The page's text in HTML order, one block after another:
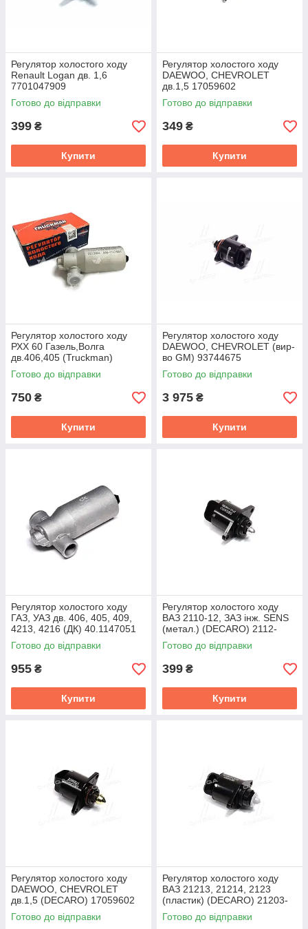
Регулятор холостого ходу
Renault Logan дв. 1,6
7701047909
Готово до відправки
399 ₴
Купити
Регулятор холостого ходу
DAEWOO, CHEVROLET
дв.1,5 17059602
Готово до відправки
349 ₴
Купити
Регулятор холостого ходу
РХХ 60 Газель,Волга
дв.406,405 (Truckman)
406.1147051-02
Готово до відправки
750 ₴
Купити
Регулятор холостого ходу
DAEWOO, CHEVROLET (вир-
во GM) 93744675
Готово до відправки
3 975 ₴
Купити
Регулятор холостого ходу
ГАЗ, УАЗ дв. 406, 405, 409,
4213, 4216 (ДК) 40.1147051
Готово до відправки
955 ₴
Купити
Регулятор холостого ходу
ВАЗ 2110-12, ЗАЗ інж. SENS
(метал.) (DECARO) 2112-
1148300
Готово до відправки
399 ₴
Купити
Регулятор холостого ходу
DAEWOO, CHEVROLET
дв.1,5 (DECARO) 17059602
Готово до відправки
Регулятор холостого ходу
ВАЗ 21213, 21214, 2123
(пластик) (DECARO) 21203-
1148300-03
Готово до відправки